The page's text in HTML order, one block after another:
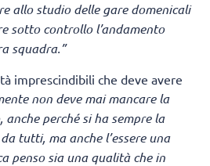
allo studio delle gare domenicali
sotto controllo l’andamento
squadra.”
imprescindibili che deve avere
non deve mai mancare la
perché si ha sempre la
tutti, ma anche l’essere una
penso sia una qualità che in